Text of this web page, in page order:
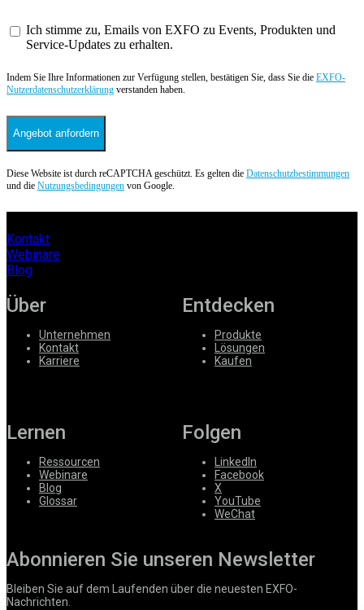
Ich stimme zu, Emails von EXFO zu Events, Produkten und
Service-Updates zu erhalten.
Indem Sie Ihre Informationen zur Verfügung stellen, bestätigen Sie, dass Sie die EXFO-
Nutzerdatenschutzerklärung verstanden haben.
Angebot anfordern
Diese Website ist durch reCAPTCHA geschützt. Es gelten die Datenschutzbestimmungen
und die Nutzungsbedingungen von Google.
Kontakt
Webinare
Blog
Über
Unternehmen
Kontakt
Karriere
Entdecken
Produkte
Lösungen
Kaufen
Lernen
Ressourcen
Webinare
Blog
Glossar
Folgen
LinkedIn
Facebook
X
YouTube
WeChat
Abonnieren Sie unseren Newsletter
Bleiben Sie auf dem Laufenden über die neuesten EXFO-
Nachrichten.